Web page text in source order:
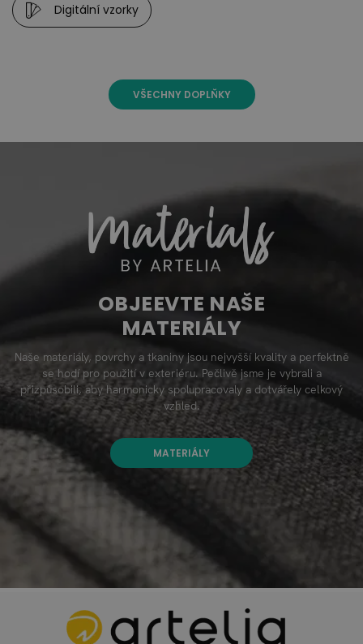
Digitální vzorky
VŠECHNY DOPLŇKY
OBJEEVTE NAŠE
MATERIÁLY
Naše materiály, povrchy a tkaniny jsou nejvyšší kvality a perfektně
se hodí pro použití v exteriéru. Pečlivě jsme je vybrali a
přizpůsobili, aby harmonicky spolupracovaly a dotvářely celkový
vzhled.
MATERIÁLY